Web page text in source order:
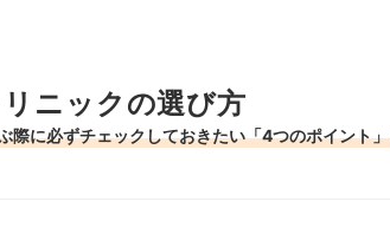
ニックの選び方
際に必ずチェックしておきたい「4つのポイント」